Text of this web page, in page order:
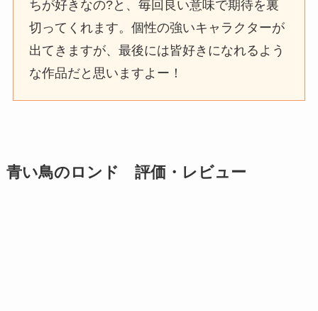
ちが好きなの?と、毎回良い意味で期待を裏
切ってくれます。個性の強いキャラクターが
出てきますが、最後には皆好きになれるよう
な作品だと思いますよー！
青い鳥のロンド 評価・レビュー